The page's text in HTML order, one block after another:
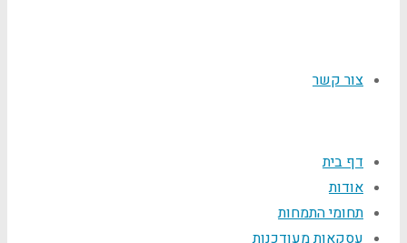
צור קשר
דף בית
אודות
תחומי התמחות
עסקאות מעודכנות